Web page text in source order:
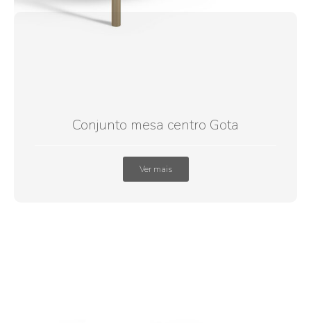
Conjunto mesa centro Gota
Ver mais